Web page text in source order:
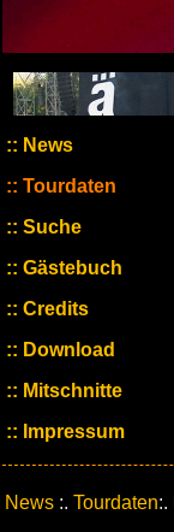
News
Tourdaten
Suche
Gästebuch
Credits
Download
Mitschnitte
Impressum
News :. Tourdaten:.